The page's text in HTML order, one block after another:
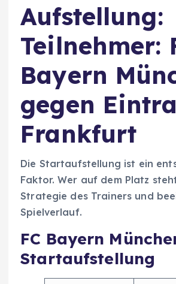
Aufstellung:
Teilnehmer:
Bayern
gegen
Frankfurt
Die Startaufstellung ist ein
Faktor. Wer auf dem Platz
Strategie des Trainers und
Spielverlauf.
FC Bayern
Startaufstellung